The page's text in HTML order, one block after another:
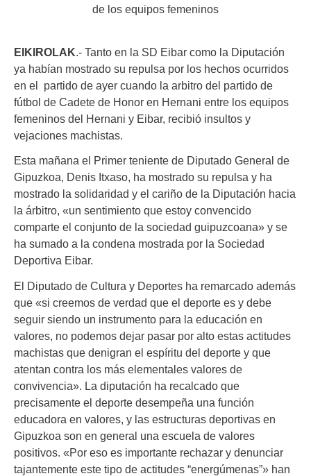
de los equipos femeninos
EIKIROLAK.- Tanto en la SD Eibar como la Diputación
ya habían mostrado su repulsa por los hechos ocurridos
en el partido de ayer cuando la arbitro del partido de
fútbol de Cadete de Honor en Hernani entre los equipos
femeninos del Hernani y Eibar, recibió insultos y
vejaciones machistas.
Esta mañana e l Primer teniente de Diputado General de
Gipuzkoa, Denis Itxaso, ha mostrado su repulsa y ha
mostrado la solidaridad y el cariño de la Diputación hacia
la árbitro, «un sentimiento que estoy convencido
comparte el conjunto de la sociedad guipuzcoana» y se
ha sumado a la condena mostrada por la Sociedad
Deportiva Eibar.
El Diputado de Cultura y Deportes ha remarcado además
que «si creemos de verdad que el deporte es y debe
seguir siendo un instrumento para la educación en
valores, no podemos dejar pasar por alto estas actitudes
machistas que denigran el espíritu del deporte y que
atentan contra los más elementales valores de
convivencia». La diputación ha recalcado que
precisamente el deporte desempeña una función
educadora en valores, y las estructuras deportivas en
Gipuzkoa son en general una escuela de valores
positivos. «Por eso es importante rechazar y denunciar
tajantemente este tipo de actitudes “energúmenas”» han